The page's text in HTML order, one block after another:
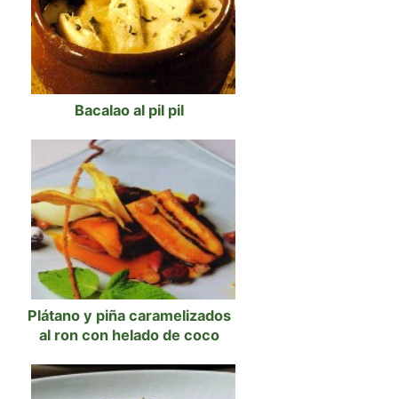
Bacalao al pil pil
Plátano y piña caramelizados
al ron con helado de coco